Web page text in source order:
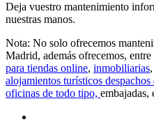
Deja vuestro mantenimiento
nuestras manos.
Nota: No solo ofrecemos
Madrid, además ofrecemos, entre
para tiendas online, inmobiliarias
alojamientos turísticos despachos
oficinas de todo tipo, embajadas,